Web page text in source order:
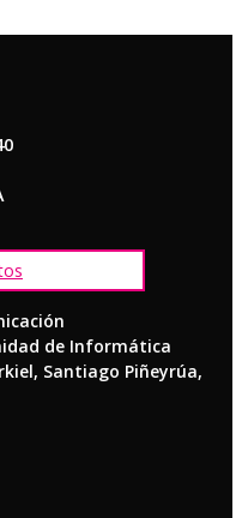
de Informática
Santiago Piñeyrúa,